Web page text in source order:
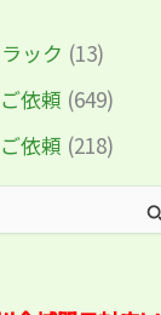
ック (13)
依頼 (649)
依頼 (218)